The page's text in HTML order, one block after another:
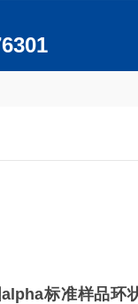
标准样品环